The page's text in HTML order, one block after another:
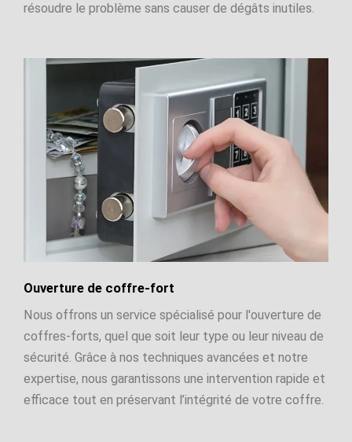
résoudre le problème sans causer de dégâts inutiles.
Ouverture de coffre-fort
Nous offrons un service spécialisé pour l'ouverture de
coffres-forts, quel que soit leur type ou leur niveau de
sécurité. Grâce à nos techniques avancées et notre
expertise, nous garantissons une intervention rapide et
efficace tout en préservant l’intégrité de votre coffre.